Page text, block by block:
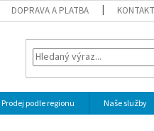
DOPRAVA A PLATBA
Prodej podle regionu Naše služby